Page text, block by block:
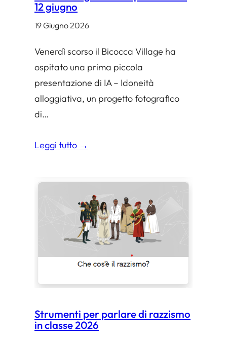
r
r
l
g
l
i
s
e
e
12 giugno
19 Giugno 2026
Venerdì scorso il Bicocca Village ha
ospitato una prima piccola
presentazione di IA – Idoneità
alloggiativa, un progetto fotografico
di…
Leggi tutto →
Strumenti per parlare di razzismo
in classe 2026